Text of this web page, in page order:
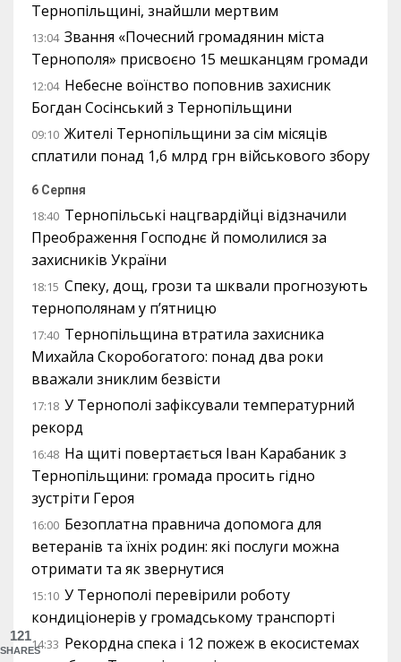
Тернопільщині, знайшли мертвим
13:04 Звання «Почесний громадянин міста
Тернополя» присвоєно 15 мешканцям громади
12:04 Небесне воїнство поповнив захисник
Богдан Сосінський з Тернопільщини
09:10 Жителі Тернопільщини за сім місяців
сплатили понад 1,6 млрд грн військового збору
6 Серпня
18:40 Тернопільські нацгвардійці відзначили
Преображення Господнє й помолилися за
захисників України
18:15 Спеку, дощ, грози та шквали прогнозують
тернополянам у п’ятницю
17:40 Тернопільщина втратила захисника
Михайла Скоробогатого: понад два роки
вважали зниклим безвісти
17:18 У Тернополі зафіксували температурний
рекорд
16:48 На щиті повертається Іван Карабаник з
Тернопільщини: громада просить гідно
зустріти Героя
16:00 Безоплатна правнича допомога для
ветеранів та їхніх родин: які послуги можна
отримати та як звернутися
15:10 У Тернополі перевірили роботу
кондиціонерів у громадському транспорті
14:33 Рекордна спека і 12 пожеж в екосистемах
121
SHARES